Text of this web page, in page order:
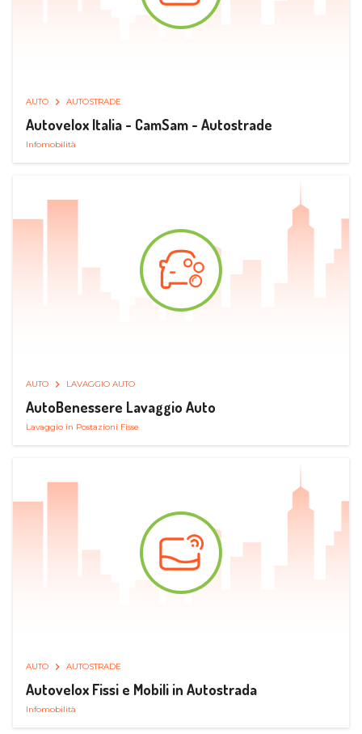
AUTO AUTOSTRADE
Autovelox Italia - CamSam - Autostrade
Infomobilità
AUTO LAVAGGIO AUTO
AutoBenessere Lavaggio Auto
Lavaggio in Postazioni Fisse
AUTO AUTOSTRADE
Autovelox Fissi e Mobili in Autostrada
Infomobilità